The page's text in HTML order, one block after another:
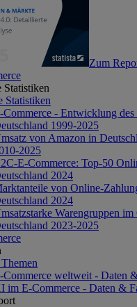
Zum
Statistiken
Statistiken
Commerce - Entwicklung des
1999-2025
von Amazon in
2025
E-Commerce: Top-50
2024
von Online-
2024
Warengruppen
2023-2025
Commerce weltweit - Daten
im E-Commerce - Daten &